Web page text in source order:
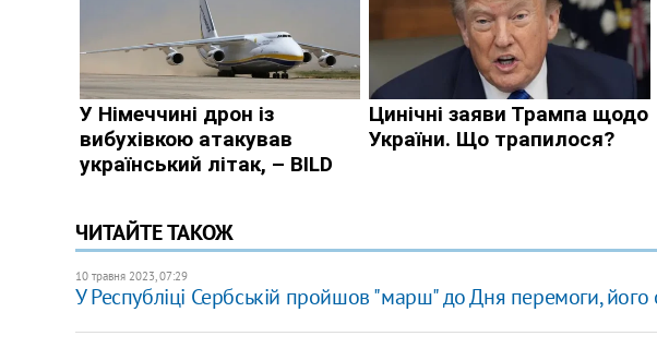
ЧИТАЙТЕ ТАКОЖ
10 травня 2023, 07:29
У Республіці Сербській пройшов "марш" до Дня перемоги,